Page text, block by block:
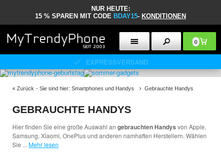
NUR HEUTE:
15 % SPAREN MIT CODE BDAY15- KONDITIONEN
0
30 TAGE RÜCKGABERECHT
« Zurück - Sie sind hier: Smartphones und Handys Gebrauchte Handys
GEBRAUCHTE HANDYS
Hier finden Sie eine große Auswahl an gebrauchten Handys von Apple,
Samsung, Xiaomi, OnePlus und anderen namhaften Herstellern. Wählen
Sie ... Mehr lesen